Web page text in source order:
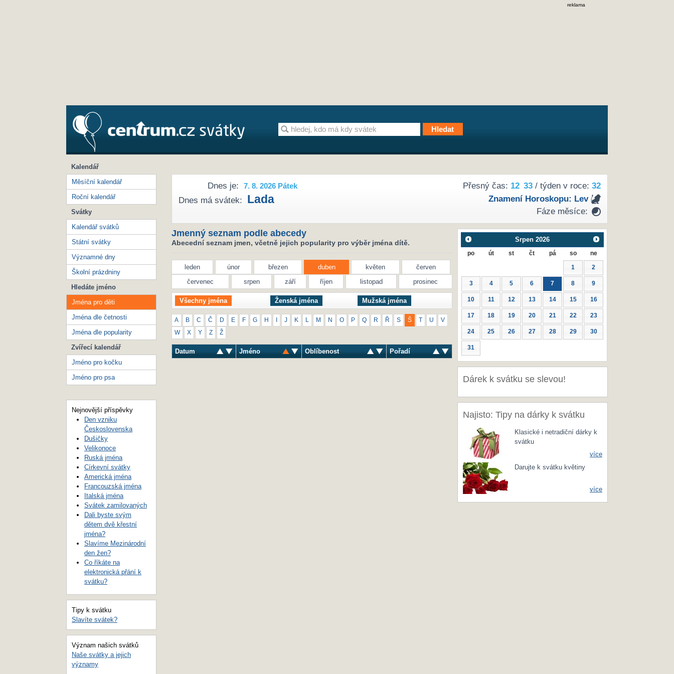
reklama
Přesný čas: 12 33/ týden v roce: 32
Znamení Horoskopu: Lev
Fáze měsíce:
Dnes je: 7. 8. 2026 Pátek
Dnes má svátek: Lada
Jmenný seznam podle abecedy
Abecední seznam jmen, včetně jejich popularity pro výběr jména dítě.
leden únor březen duben květen
červen
červenec
srpen září říjen listopad prosinec
Všechny jména Ženská jména Mužská jména
A B C Č D E F G H J K M N O P Q R Ř S Š U V
W X Y Z Ž
Datum Jméno Oblíbenost Pořadí
Srpen 2026
po út st čt pá so ne
1 2
3 4 5 6 7 8 9
10 11 12 13 14 15 16
17 18 19 20 21 22 23
24 25 26 27 28 29 30
31
Dárek k svátku se slevou!
Najisto: Tipy na dárky k svátku
Klasické i netradiční dárky k
svátku
více
Darujte k svátku květiny
více
Kalendář
Měsíční kalendář
Roční kalendář
Svátky
Kalendář svátků
Státní svátky
Významné dny
Školní prázdniny
Hledáte jméno
Jména pro děti
Jména dle četnosti
Jména dle popularity
Zvířecí kalendář
Jméno pro kočku
Jméno pro psa
Nejnovější příspěvky
Den vzniku
Československa
Dušičky
Velikonoce
Ruská jména
Církevní svátky
Americká jména
Francouzská jména
Italská jména
Svátek zamilovaných
Dali byste svým
dětem dvě křestní
jména?
Slavíme Mezinárodní
den žen?
Co říkáte na
elektronická přání k
svátku?
Tipy k svátku
Slavíte svátek?
Význam našich svátků
Naše svátky a jejich
významy